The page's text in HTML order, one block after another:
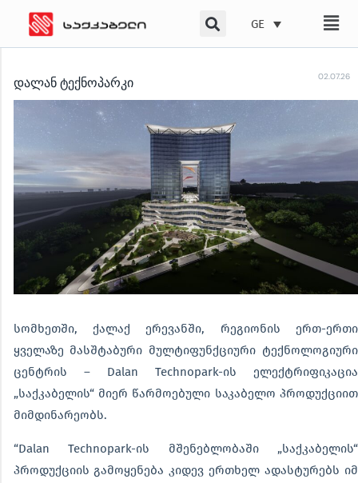
content
GE
დალან ტექნოპარკი 02.07.26
სომხეთში, ქალაქ ერევანში, რეგიონის ერთ-ერთი
ყველაზე მასშტაბური მულტიფუნქციური ტექნოლოგიური
ცენტრის – Dalan Technopark-ის ელექტრიფიკაცია
„საქკაბელის“ მიერ წარმოებული საკაბელო პროდუქციით
მიმდინარეობს.
“Dalan Technopark-ის მშენებლობაში „საქკაბელის“
პროდუქციის გამოყენება კიდევ ერთხელ ადასტურებს იმ